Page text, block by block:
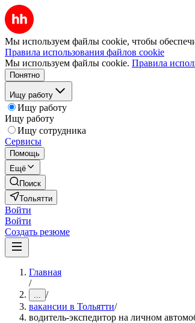
Мы используем файлы cookie, чтобы
Правила использования файлов cookie
Мы используем файлы cookie. Правила
Понятно
Ищу работу
Ищу работу
Ищу работу
Ищу сотрудника
Сервисы
Помощь
Ещё
Поиск
Тольятти
Войти
Войти
Создать резюме
Главная
/
... /
вакансии в Тольятти/
водитель-экспедитор на личном